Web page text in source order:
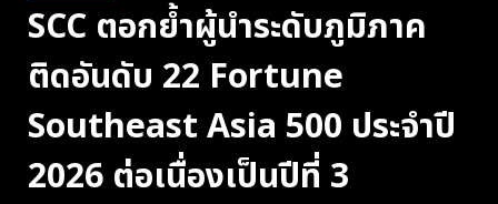
SCC ตอกย้ำผู้นำระดับภูมิภาค
ติดอันดับ 22 Fortune
Southeast Asia 500 ประจำปี
2026 ต่อเนื่องเป็นปีที่ 3